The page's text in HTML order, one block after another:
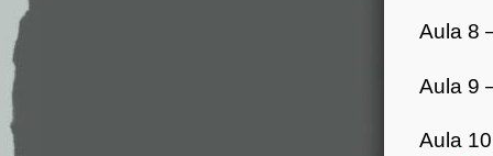
Aula 8
Aula 9
Aula